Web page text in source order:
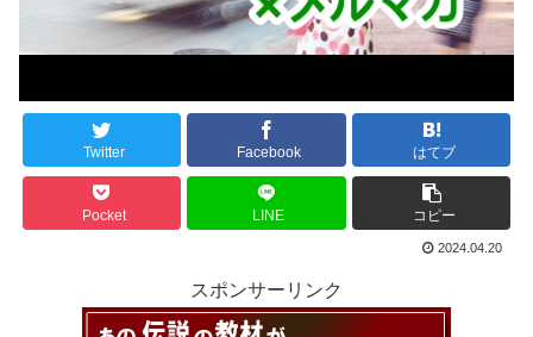
Twitter Facebook はてブ
Pocket LINE コピー
2024.04.20
スポンサーリンク